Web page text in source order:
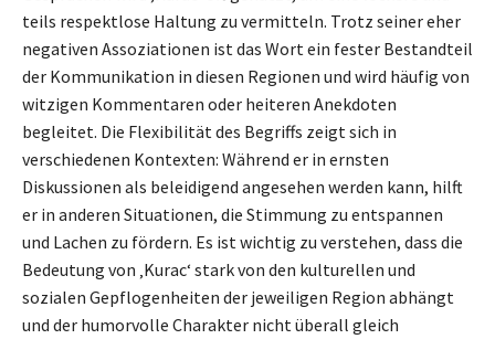
teils respektlose Haltung zu vermitteln. Trotz seiner eher
negativen Assoziationen ist das Wort ein fester Bestandteil
der Kommunikation in diesen Regionen und wird häufig von
witzigen Kommentaren oder heiteren Anekdoten
begleitet. Die Flexibilität des Begriffs zeigt sich in
verschiedenen Kontexten: Während er in ernsten
Diskussionen als beleidigend angesehen werden kann, hilft
er in anderen Situationen, die Stimmung zu entspannen
und Lachen zu fördern. Es ist wichtig zu verstehen, dass die
Bedeutung von ‚Kurac‘ stark von den kulturellen und
sozialen Gepflogenheiten der jeweiligen Region abhängt
und der humorvolle Charakter nicht überall gleich